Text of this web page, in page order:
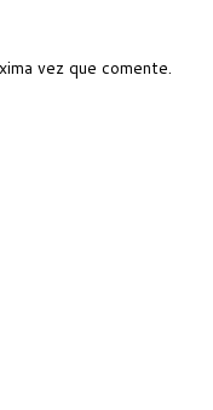
vez que comente.